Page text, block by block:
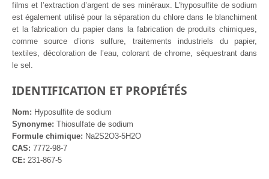
films et l’extraction d’argent de ses minéraux. L’hyposulfite de sodium
est également utilisé pour la séparation du chlore dans le blanchiment
et la fabrication du papier dans la fabrication de produits chimiques,
comme source d’ions sulfure, traitements industriels du papier,
textiles, décoloration de l’eau, colorant de chrome, séquestrant dans
le sel.
IDENTIFICATION ET PROPIÉTÉS
Nom: Hyposulfite de sodium
Synonyme: Thiosulfate de sodium
Formule chimique: Na2S2O3-5H2O
CAS: 7772-98-7
CE: 231-867-5